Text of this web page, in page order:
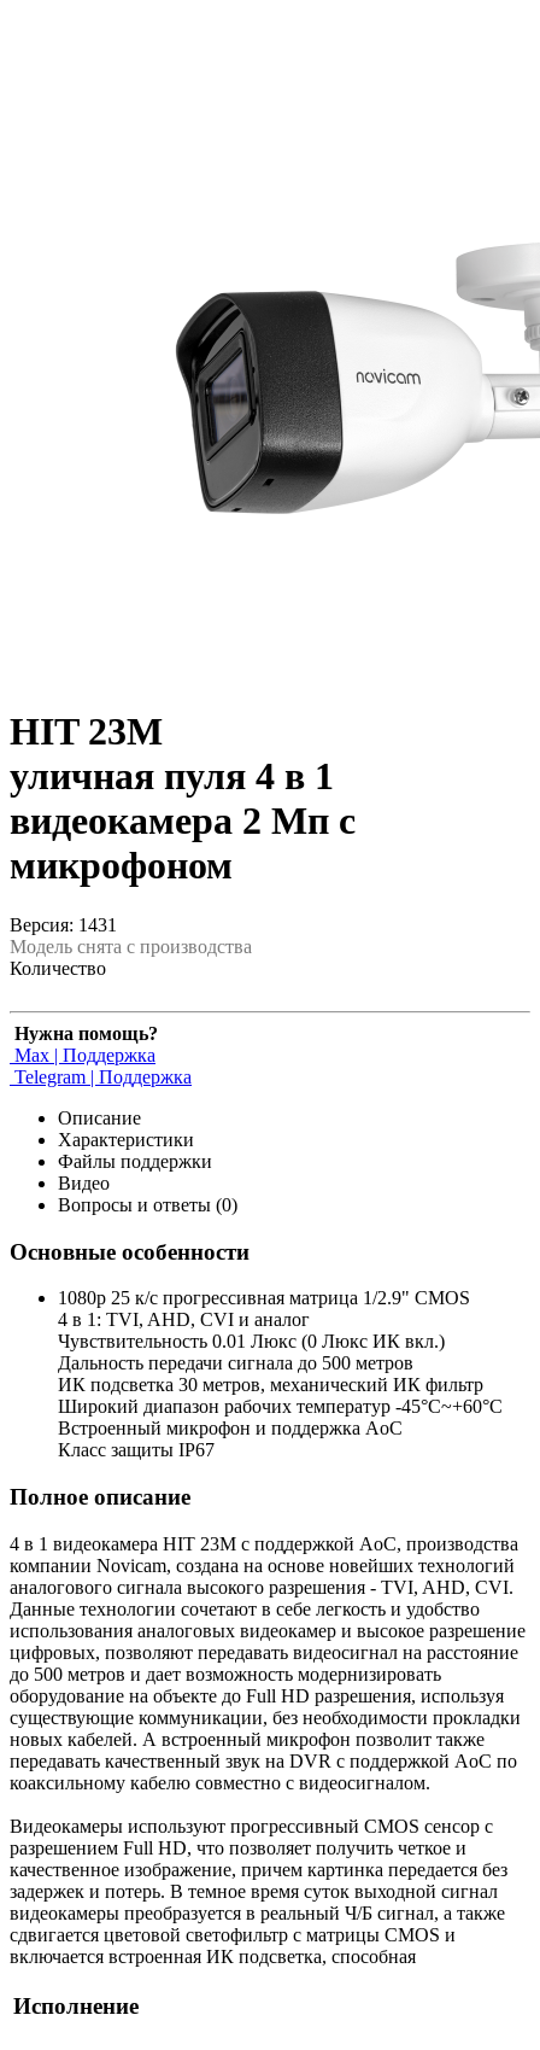
HIT 23M
уличная пуля 4 в 1
видеокамера 2 Мп с
микрофоном
Версия: 1431
Модель снята с производства
Количество
Нужна помощь?
Max | Поддержка
Telegram | Поддержка
Описание
Характеристики
Файлы поддержки
Видео
Вопросы и ответы (0)
Основные особенности
1080p 25 к/с прогрессивная матрица 1/2.9" CMOS
4 в 1: TVI, AHD, CVI и аналог
Чувствительность 0.01 Люкс (0 Люкс ИК вкл.)
Дальность передачи сигнала до 500 метров
ИК подсветка 30 метров, механический ИК фильтр
Широкий диапазон рабочих температур -45°С~+60°С
Встроенный микрофон и поддержка AoC
Класс защиты IP67
Полное описание
4 в 1 видеокамера HIT 23M с поддержкой AoC, производства
компании Novicam, создана на основе новейших технологий
аналогового сигнала высокого разрешения - TVI, AHD, CVI.
Данные технологии сочетают в себе легкость и удобство
использования аналоговых видеокамер и высокое разрешение
цифровых, позволяют передавать видеосигнал на расстояние
до 500 метров и дает возможность модернизировать
оборудование на объекте до Full HD разрешения, используя
существующие коммуникации, без необходимости прокладки
новых кабелей. А встроенный микрофон позволит также
передавать качественный звук на DVR с поддержкой AoC по
коаксильному кабелю совместно с видеосигналом.
Видеокамеры используют прогрессивный CMOS сенсор c
разрешением Full HD, что позволяет получить четкое и
качественное изображение, причем картинка передается без
задержек и потерь. В темное время суток выходной сигнал
видеокамеры преобразуется в реальный Ч/Б сигнал, а также
сдвигается цветовой светофильтр с матрицы CMOS и
включается встроенная ИК подсветка, способная
Исполнение